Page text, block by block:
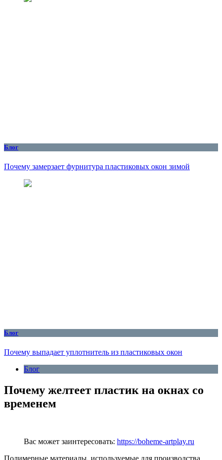
Блог
Почему замерзает фурнитура пластиковых окон зимой
Блог
Почему выпадает уплотнитель из пластиковых окон
Блог
Почему желтеет пластик на окнах со
временем
Вас может заинтересовать: https://boheme-artplay.ru
Полимерные материалы, используемые для производства